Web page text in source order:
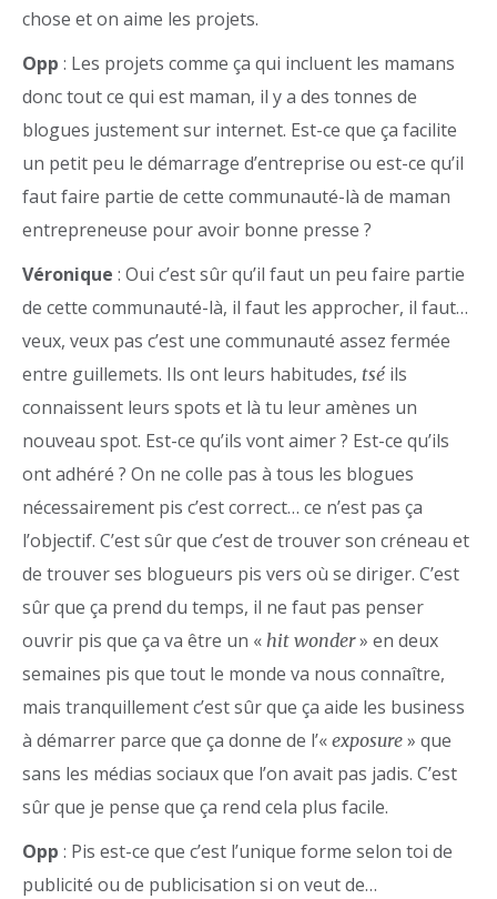
chose et on aime les projets.
Opp : Les projets comme ça qui incluent les mamans
donc tout ce qui est maman, il y a des tonnes de
blogues justement sur internet. Est-ce que ça facilite
un petit peu le démarrage d’entreprise ou est-ce qu’il
faut faire partie de cette communauté-là de maman
entrepreneuse pour avoir bonne presse ?
Véronique : Oui c’est sûr qu’il faut un peu faire partie
de cette communauté-là, il faut les approcher, il faut…
veux, veux pas c’est une communauté assez fermée
entre guillemets. Ils ont leurs habitudes, tsé ils
connaissent leurs spots et là tu leur amènes un
nouveau spot. Est-ce qu’ils vont aimer ? Est-ce qu’ils
ont adhéré ? On ne colle pas à tous les blogues
nécessairement pis c’est correct… ce n’est pas ça
l’objectif. C’est sûr que c’est de trouver son créneau et
de trouver ses blogueurs pis vers où se diriger. C’est
sûr que ça prend du temps, il ne faut pas penser
ouvrir pis que ça va être un « hit wonder» en deux
semaines pis que tout le monde va nous connaître,
mais tranquillement c’est sûr que ça aide les business
à démarrer parce que ça donne de l’« exposure » que
sans les médias sociaux que l’on avait pas jadis. C’est
sûr que je pense que ça rend cela plus facile.
Opp : Pis est-ce que c’est l’unique forme selon toi de
publicité ou de publicisation si on veut de…